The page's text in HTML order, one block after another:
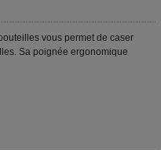
vous permet de caser
Sa poignée ergonomique